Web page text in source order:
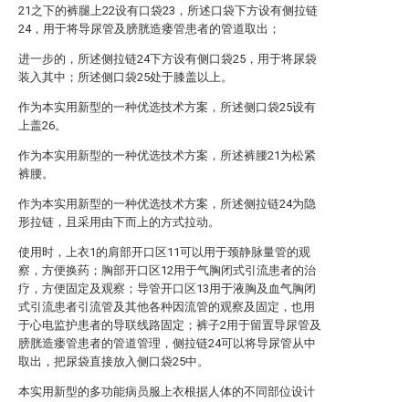
21之下的裤腿上22设有口袋23，所述口袋下方设有侧拉链
24，用于将导尿管及膀胱造瘘管患者的管道取出；
进一步的，所述侧拉链24下方设有侧口袋25，用于将尿袋
装入其中；所述侧口袋25处于膝盖以上。
作为本实用新型的一种优选技术方案，所述侧口袋25设有
上盖26。
作为本实用新型的一种优选技术方案，所述裤腰21为松紧
裤腰。
作为本实用新型的一种优选技术方案，所述侧拉链24为隐
形拉链，且采用由下而上的方式拉动。
使用时，上衣1的肩部开口区11可以用于颈静脉量管的观
察，方便换药；胸部开口区12用于气胸闭式引流患者的治
疗，方便固定及观察；导管开口区13用于液胸及血气胸闭
式引流患者引流管及其他各种因流管的观察及固定，也用
于心电监护患者的导联线路固定；裤子2用于留置导尿管及
膀胱造瘘管患者的管道管理，侧拉链24可以将导尿管从中
取出，把尿袋直接放入侧口袋25中。
本实用新型的多功能病员服上衣根据人体的不同部位设计